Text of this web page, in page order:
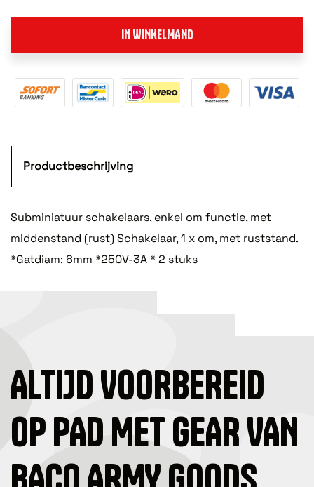
IN WINKELMAND
Productbeschrijving
Subminiatuur schakelaars, enkel om functie, met
middenstand (rust) Schakelaar, 1 x om, met ruststand.
*Gatdiam: 6mm *250V-3A * 2 stuks
ALTIJD VOORBEREID
OP PAD MET GEAR VAN